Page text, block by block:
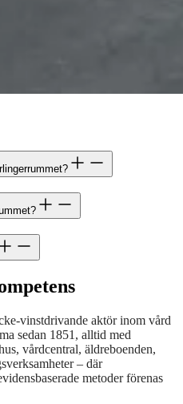
vinstdrivande aktör inom vård
sedan 1851, alltid med
vårdcentral, äldreboenden,
– där
metoder förenas